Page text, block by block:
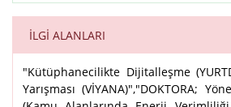
İLGİ ALANLARI
"Kütüphanecilikte Dijitalleşme
Yarışması (VİYANA)","DOKTORA;